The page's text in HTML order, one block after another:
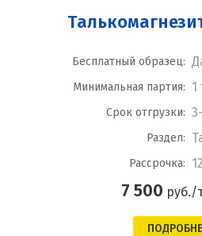
Бесплатный образец:
Минимальная партия: 1
Срок отгрузки:
Раздел:
Рассрочка:
7 500 руб./